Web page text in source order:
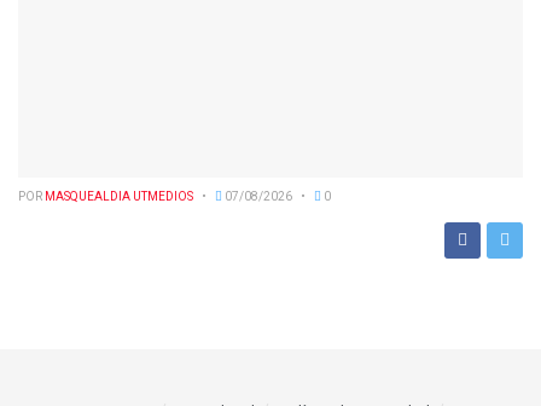
POR MASQUEALDIA UTMEDIOS 07/08/2026 0